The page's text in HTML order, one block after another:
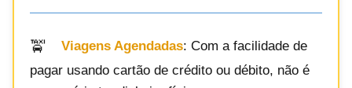
Viagens Agendadas: Com a facilidade de
pagar usando cartão de crédito ou débito, não é